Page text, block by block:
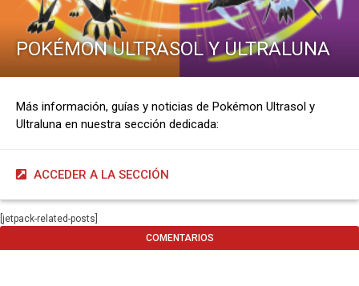
POKÉMON ULTRASOL Y ULTRALUNA
Más información, guías y noticias de Pokémon Ultrasol y
Ultraluna en nuestra sección dedicada:
ACCEDER A LA SECCIÓN
[jetpack-related-posts]
COMENTARIOS